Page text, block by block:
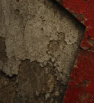
TÓPICOS
A SEGUIR
A
ao Brasil em
NÃO PERCA
Cordão da